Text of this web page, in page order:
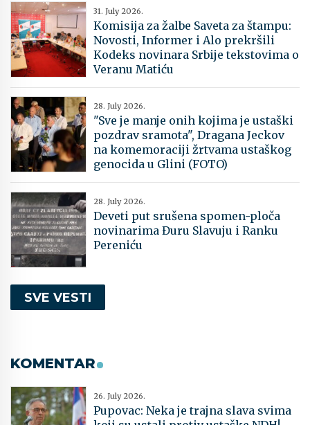
31. July 2026.
Komisija za žalbe Saveta za štampu:
Novosti, Informer i Alo prekršili
Kodeks novinara Srbije tekstovima o
Veranu Matiću
28. July 2026.
"Sve je manje onih kojima je ustaški
pozdrav sramota", Dragana Jeckov
na komemoraciji žrtvama ustaškog
genocida u Glini (FOTO)
28. July 2026.
Deveti put srušena spomen-ploča
novinarima Đuru Slavuju i Ranku
Pereniću
SVE VESTI
KOMENTAR
26. July 2026.
Pupovac: Neka je trajna slava svima